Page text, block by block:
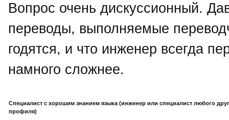
Вопрос очень дискуссионный.
переводы, выполняемые
годятся, и что инженер всегда
намного сложнее.
Специалист с хорошим знанием языка (инженер или специалист любого
профиля)